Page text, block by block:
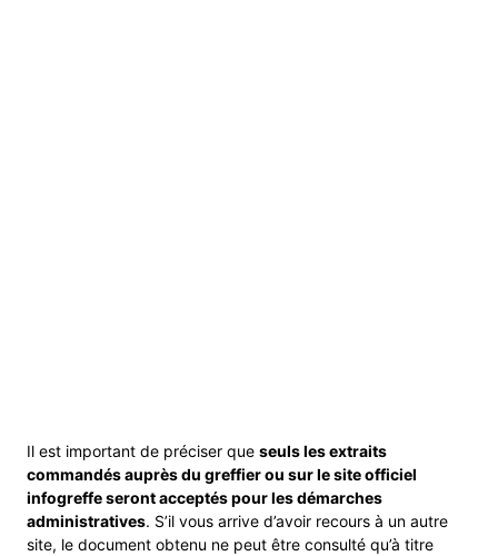
Il est important de préciser que seuls les extraits
commandés auprès du greffier ou sur le site officiel
infogreffe seront acceptés pour les démarches
administratives. S’il vous arrive d’avoir recours à un autre
site, le document obtenu ne peut être consulté qu’à titre